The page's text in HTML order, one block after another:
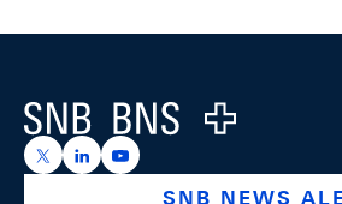
Logo
https://x.com/snb_bns
https://ch.linkedin.com/
https://
SNB NEWS